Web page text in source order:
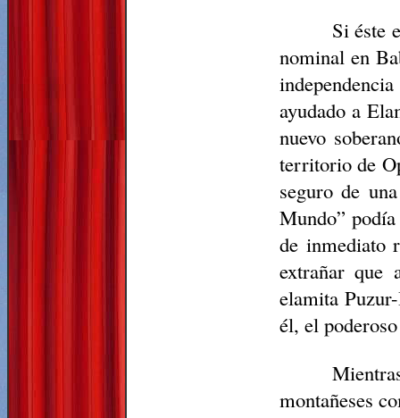
Si éste
nominal en
ayudado a
nuevo
territorio de
seguro de
Mundo”
de inmediato
extrañar que
elamita
él, el
montañeses